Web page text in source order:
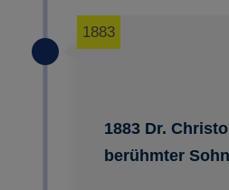
1883 Dr.
berühmter
1883